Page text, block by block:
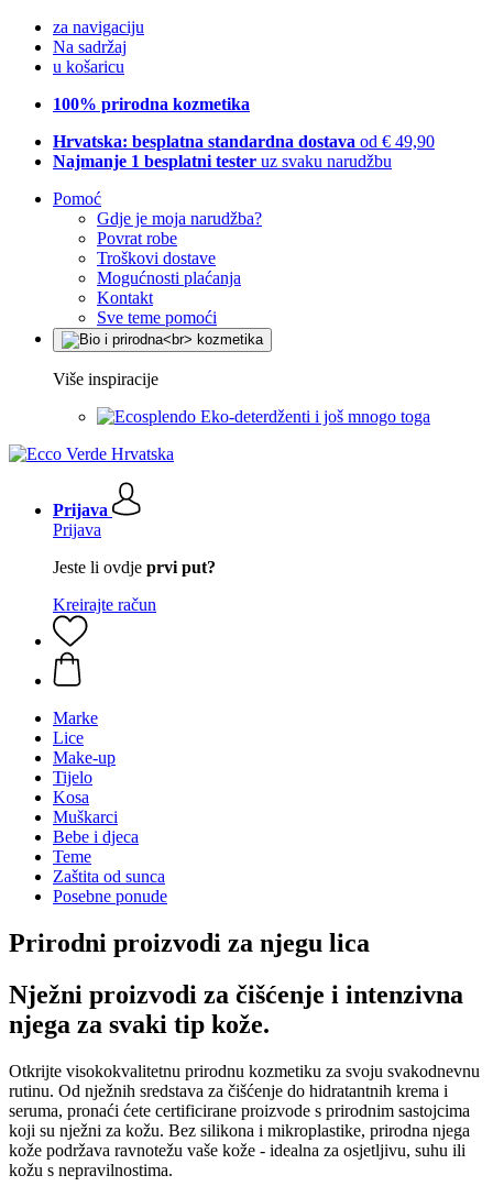
za navigaciju
Na sadržaj
u košaricu
100% prirodna kozmetika
Hrvatska: besplatna standardna dostava od € 49,90
Najmanje 1 besplatni tester uz svaku narudžbu
Pomoć
Gdje je moja narudžba?
Povrat robe
Troškovi dostave
Mogućnosti plaćanja
Kontakt
Sve teme pomoći
Više inspiracije
Eko-deterdženti i još mnogo toga
Prijava
Prijava
Jeste li ovdje prvi put?
Kreirajte račun
Marke
Lice
Make-up
Tijelo
Kosa
Muškarci
Bebe i djeca
Teme
Zaštita od sunca
Posebne ponude
Prirodni proizvodi za njegu lica
Nježni proizvodi za čišćenje i intenzivna
njega za svaki tip kože.
Otkrijte visokokvalitetnu prirodnu kozmetiku za svoju svakodnevnu
rutinu. Od nježnih sredstava za čišćenje do hidratantnih krema i
seruma, pronaći ćete certificirane proizvode s prirodnim sastojcima
koji su nježni za kožu. Bez silikona i mikroplastike, prirodna njega
kože podržava ravnotežu vaše kože - idealna za osjetljivu, suhu ili
kožu s nepravilnostima.